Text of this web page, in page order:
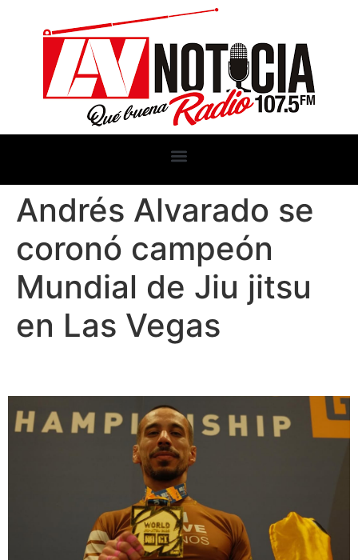
Andrés Alvarado se
coronó campeón
Mundial de Jiu jitsu
en Las Vegas